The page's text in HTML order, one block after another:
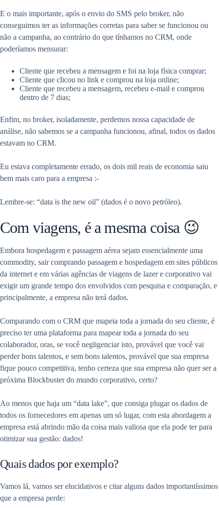
E o mais importante, após o envio do SMS pelo broker, não
conseguimos ter as informações corretas para saber se funcionou ou
não a campanha, ao contrário do que tínhamos no CRM, onde
poderíamos mensurar:
Cliente que recebeu a mensagem e foi na loja física comprar;
Cliente que clicou no link e comprou na loja online;
Cliente que recebeu a mensagem, recebeu e-mail e comprou
dentro de 7 dias;
Enfim, no broker, isoladamente, perdemos nossa capacidade de
análise, não sabemos se a campanha funcionou, afinal, todos os dados
estavam no CRM.
Eu estava completamente errado, os dois mil reais de economia saiu
bem mais caro para a empresa :-
Lembre-se: “data is the new oil” (dados é o novo petróleo).
Com viagens, é a mesma coisa 😉
Embora hospedagem e passagem aérea sejam essencialmente uma
commodity, sair comprando passagem e hospedagem em sites públicos
da internet e em várias agências de viagens de lazer e corporativo vai
exigir um grande tempo dos envolvidos com pesquisa e comparação, e
principalmente, a empresa não terá dados.
Comparando com o CRM que mapeia toda a jornada do seu cliente, é
preciso ter uma plataforma para mapear toda a jornada do seu
colaborador, oras, se você negligenciar isto, provável que você vai
perder bons talentos, e sem bons talentos, provável que sua empresa
fique pouco competitiva, tenho certeza que sua empresa não quer ser a
próxima Blockbuster do mundo corporativo, certo?
Ao menos que haja um “data lake”, que consiga plugar os dados de
todos os fornecedores em apenas um só lugar, com esta abordagem a
empresa está abrindo mão da coisa mais valiosa que ela pode ter para
otimizar sua gestão: dados!
Quais dados por exemplo?
Vamos lá, vamos ser elucidativos e citar alguns dados importantíssimos
que a empresa perde: